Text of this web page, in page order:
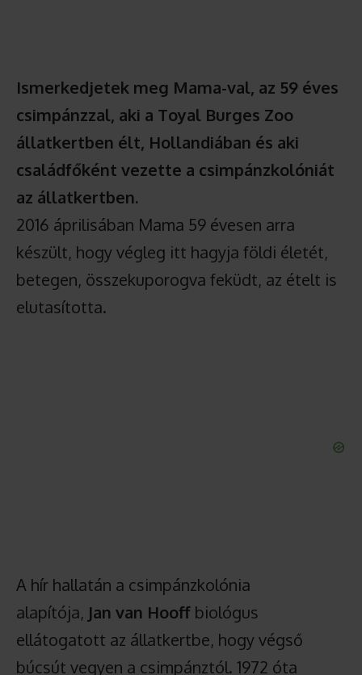
Ismerkedjetek meg Mama-val, az 59 éves
csimpánzzal, aki a Toyal Burges Zoo
állatkertben élt, Hollandiában és aki
családfőként vezette a csimpánzkolóniát
az állatkertben.
2016 áprilisában Mama 59 évesen arra
készült, hogy végleg itt hagyja földi életét,
betegen, összekuporogva feküdt, az ételt is
elutasította.
A hír hallatán a csimpánzkolónia
alapítója, Jan van Hooff biológus
ellátogatott az állatkertbe, hogy végső
búcsút vegyen a csimpánztól. 1972 óta